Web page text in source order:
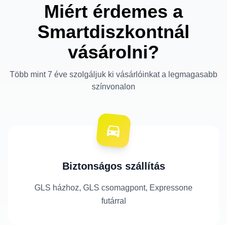
Miért érdemes a
Smartdiszkontnál
vásárolni?
Több mint 7 éve szolgáljuk ki vásárlóinkat a legmagasabb
színvonalon
Biztonságos szállítás
GLS házhoz, GLS csomagpont, Expressone
futárral